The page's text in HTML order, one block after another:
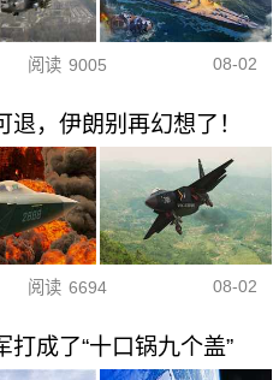
阅读 9005 08-02
，伊朗别再幻想了！
阅读 6694 08-02
成了“十口锅九个盖”